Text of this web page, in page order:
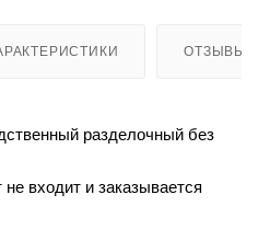
ОТЗЫВЫ
разделочный без
входит и заказывается